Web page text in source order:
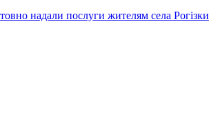
надали послуги жителям села Рогізки